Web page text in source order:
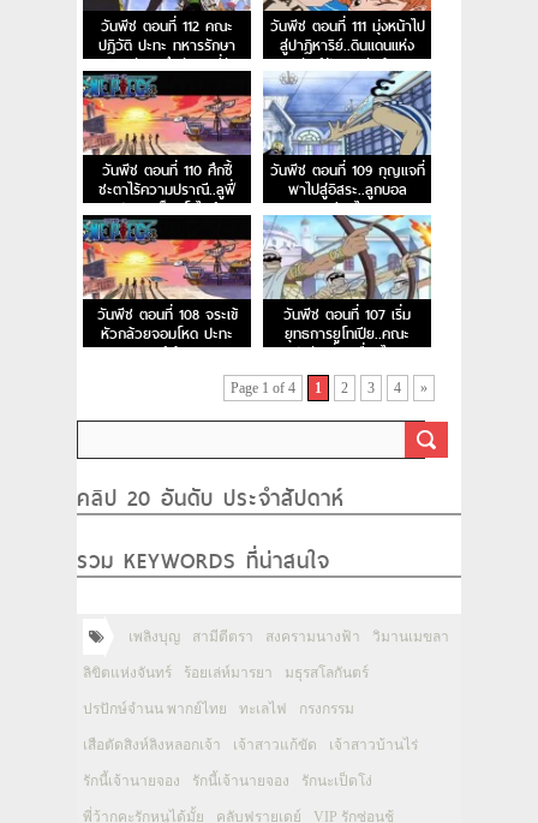
วันพีช ตอนที่ 112 คณะ
ปฏิวัติ ปะทะ ทหารรักษา
อาณาจักร..ศึกตัดสินที่อัล
บาน่า
วันพีช ตอนที่ 111 มุ่งหน้าไป
สู่ปาฏิหาริย์..ดินแดนแห่ง
สัตว์ป่าอลาบัสต้า
วันพีช ตอนที่ 110 ศึกชี้
ชะตาไร้ความปราณี..ลูฟี่
ปะทะ คร็อกโคไดล์
วันพีช ตอนที่ 109 กุญแจที่
พาไปสู่อิสระ..ลูกบอล
เทียนไข
วันพีช ตอนที่ 108 จระเข้
หัวกล้วยจอมโหด ปะทะ
มิสเตอร์เจ้าชาย
วันพีช ตอนที่ 107 เริ่ม
ยุทธการยูโทเปีย..คณะ
ปฏิวัติเริ่มเคลื่อนไหว
Page 1 of 4 1 2 3 4 »
คลิป 20 อันดับ ประจำสัปดาห์
รวม KEYWORDS ที่น่าสนใจ
เพลิงบุญ สามีตีตรา สงครามนางฟ้า วิมานเมขลา
ลิขิตแห่งจันทร์ ร้อยเล่ห์มารยา มธุรสโลกันตร์
ปรปักษ์จำนน พากย์ไทย ทะเลไฟ กรงกรรม
เสือตัดสิงห์ลิงหลอกเจ้า เจ้าสาวแก้ขัด เจ้าสาวบ้านไร่
รักนี้เจ้านายจอง รักนี้เจ้านายจอง รักนะเป็ดโง่
พี่ว้ากคะรักหนูได้มั้ย คลับฟรายเดย์ VIP รักซ่อนชู้